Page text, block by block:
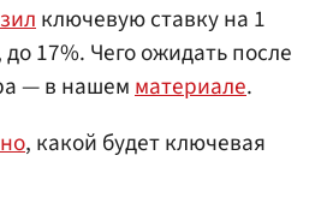
ключевую ставку на 1
17%. Чего ожидать после
— в нашемматериале.
, какой будет ключевая